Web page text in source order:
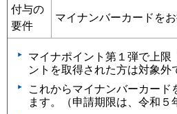
付与の
要件
マイナンバーカードを
マイナポイント第１弾で上限
ントを取得された方は対象外
これからマイナンバーカード
ます。（申請期限は、令和５